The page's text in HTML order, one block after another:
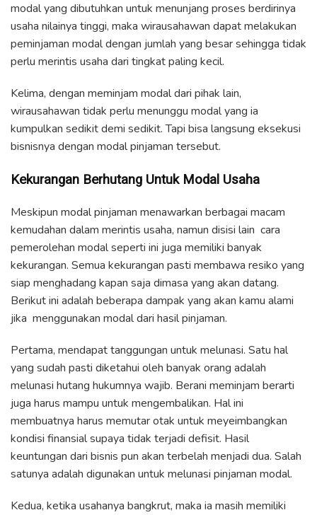
modal yang dibutuhkan untuk menunjang proses berdirinya
usaha nilainya tinggi, maka wirausahawan dapat melakukan
peminjaman modal dengan jumlah yang besar sehingga tidak
perlu merintis usaha dari tingkat paling kecil.
Kelima, dengan meminjam modal dari pihak lain,
wirausahawan tidak perlu menunggu modal yang ia
kumpulkan sedikit demi sedikit. Tapi bisa langsung eksekusi
bisnisnya dengan modal pinjaman tersebut.
Kekurangan Berhutang Untuk Modal Usaha
Meskipun modal pinjaman menawarkan berbagai macam
kemudahan dalam merintis usaha, namun disisi lain cara
pemerolehan modal seperti ini juga memiliki banyak
kekurangan. Semua kekurangan pasti membawa resiko yang
siap menghadang kapan saja dimasa yang akan datang.
Berikut ini adalah beberapa dampak yang akan kamu alami
jika menggunakan modal dari hasil pinjaman.
Pertama, mendapat tanggungan untuk melunasi. Satu hal
yang sudah pasti diketahui oleh banyak orang adalah
melunasi hutang hukumnya wajib. Berani meminjam berarti
juga harus mampu untuk mengembalikan. Hal ini
membuatnya harus memutar otak untuk meyeimbangkan
kondisi finansial supaya tidak terjadi defisit. Hasil
keuntungan dari bisnis pun akan terbelah menjadi dua. Salah
satunya adalah digunakan untuk melunasi pinjaman modal.
Kedua, ketika usahanya bangkrut, maka ia masih memiliki